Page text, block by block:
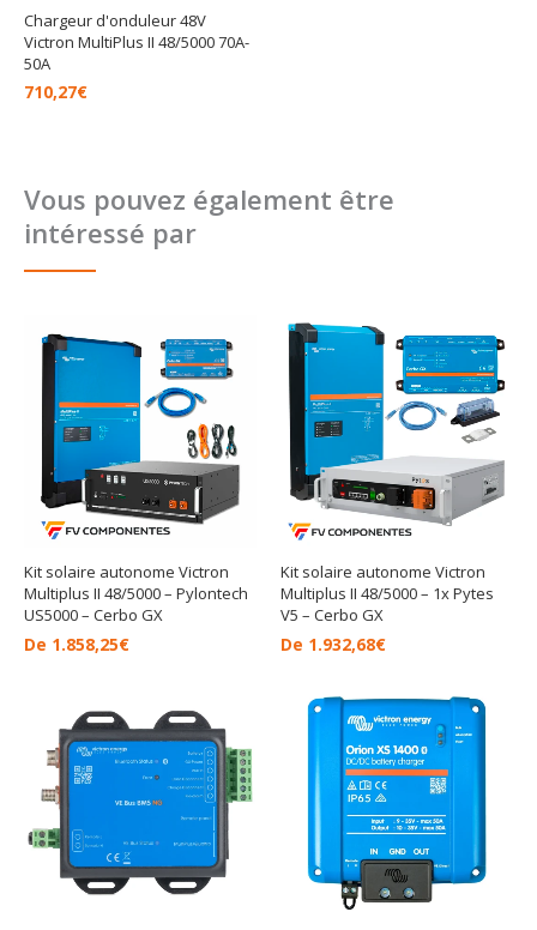
Chargeur d'onduleur 48V
Victron MultiPlus II 48/5000 70A-
50A
710,27€
Vous pouvez également être
intéressé par
Kit solaire autonome Victron
Multiplus II 48/5000 – Pylontech
US5000 – Cerbo GX
De 1.858,25€
Kit solaire autonome Victron
Multiplus II 48/5000 – 1x Pytes
V5 – Cerbo GX
De 1.932,68€